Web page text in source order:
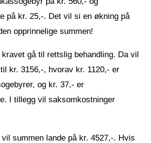
på kr. 25,-. Det vil si en økning på
opprinnelige summen!
gå til rettslig behandling. Da vil
kr. 3156,-, hvorav kr. 1120,- er
og kr. 37,- er
I tillegg vil saksomkostninger
summen lande på kr. 4527,-. Hvis